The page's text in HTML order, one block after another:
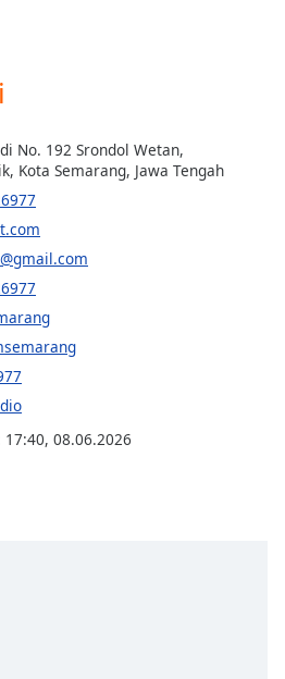
No. 192 Srondol Wetan,
Kota Semarang, Jawa Tengah
17:40, 08.06.2026